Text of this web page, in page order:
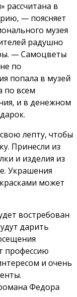
рассчитана в
— поясняет
музея
радушно
— Самоцветы
по
попала в музей
по всем
и в денежном
лепту, чтобы
Принесли из
и изделия из
Украшения
может
востребован
дарить
профессию
и очень
Федора